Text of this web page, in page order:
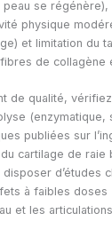
se régénère),
physique
et limitation du
de collagène
de qualité,
(enzymatique,
publiées sur
cartilage de raie
d’études
à faibles doses
et les